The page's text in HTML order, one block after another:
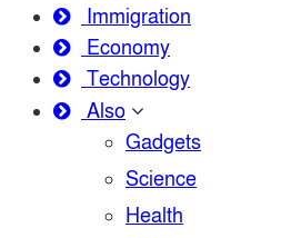
Immigration
Economy
Technology
Also
Gadgets
Science
Health